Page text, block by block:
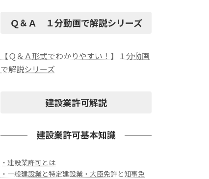
Ｑ＆Ａ １分動画で解説シリーズ
【Ｑ＆Ａ形式でわかりやすい！】１分動画
で解説シリーズ
建設業許可解説
建設業許可基本知識
・建設業許可とは
・一般建設業と特定建設業・大臣免許と知事免